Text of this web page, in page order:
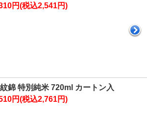
円(税込2,541円)
錦 特別純米 720ml カートン入
円(税込2,761円)